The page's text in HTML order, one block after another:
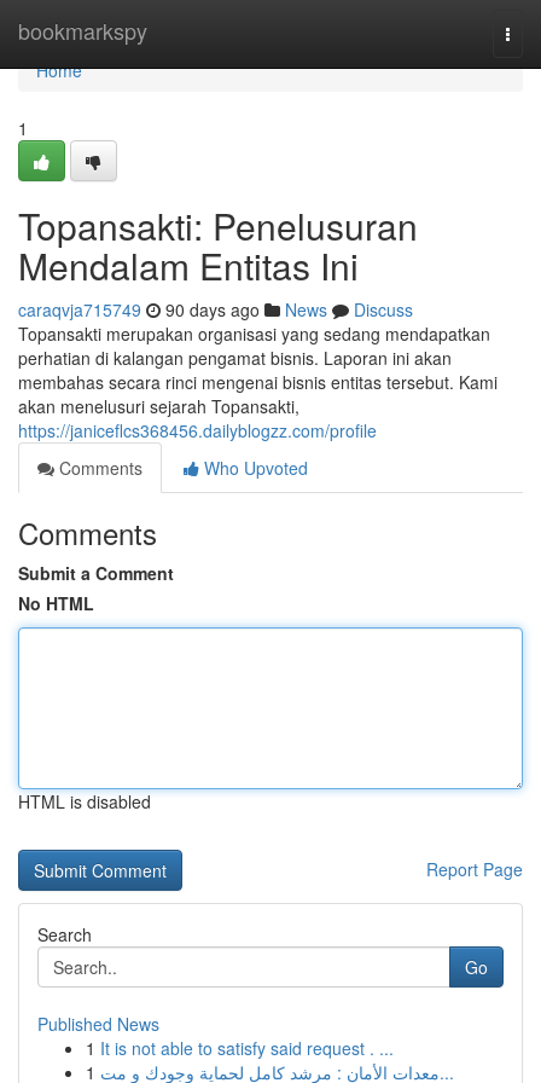
bookmarkspy
Home
Home
1
Topansakti: Penelusuran
Mendalam Entitas Ini
caraqvja715749 90 days ago News
Discuss
Topansakti merupakan organisasi yang sedang mendapatkan
perhatian di kalangan pengamat bisnis. Laporan ini akan
membahas secara rinci mengenai bisnis entitas tersebut. Kami
akan menelusuri sejarah Topansakti,
https://janiceflcs368456.dailyblogzz.com/profile
Comments
Who Upvoted
Comments
Submit a Comment
No HTML
HTML is disabled
Report Page
Search
Go
Published News
1 It is not able to satisfy said request . ...
1
معدات الأمان : مرشد كامل لحماية وجودك و مت...